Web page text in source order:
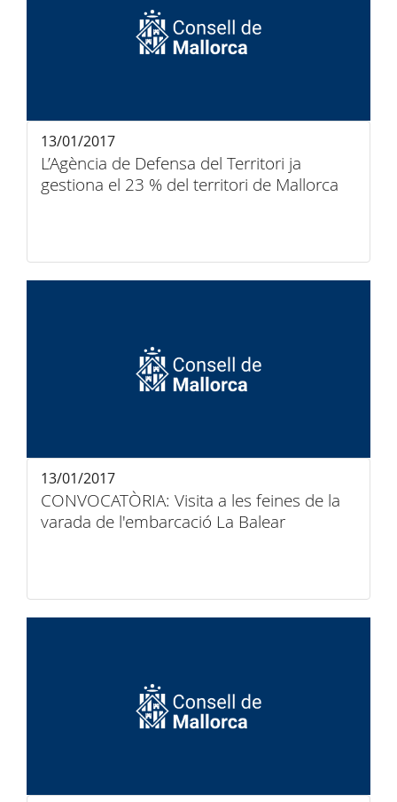
L’Agència de Defensa del Territori ja
gestiona el 23 % del territori de Mallorca
13/01/2017
CONVOCATÒRIA: Visita a les feines de la
varada de l'embarcació La Balear
13/01/2017